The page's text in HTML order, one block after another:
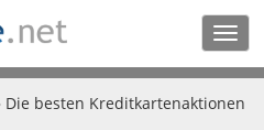
Die besten Kreditkartenaktionen